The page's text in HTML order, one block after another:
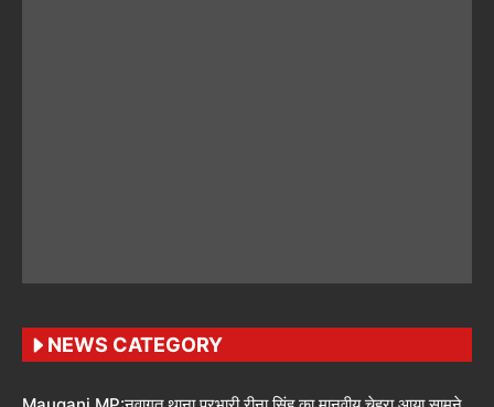
NEWS CATEGORY